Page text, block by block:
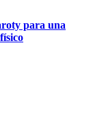
para una